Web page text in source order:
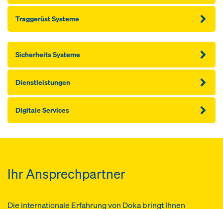
Traggerüst Systeme
Sicherheits Systeme
Dienstleistungen
Digitale Services
Ihr Ansprechpartner
Die internationale Erfahrung von Doka bringt Ihnen